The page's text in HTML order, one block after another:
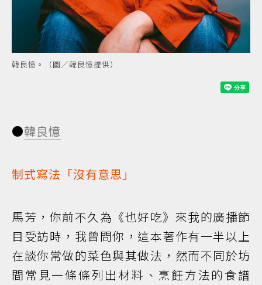
韓良憶。（圖／韓良憶提供）
●韓良憶
制式寫法「沒有意思」
馬芳，你前不久為《也好吃》來我的廣播節
目受訪時，我曾問你，這本著作有一半以上
在談你常做的菜色與其做法，然而不同於坊
間常見一條條列出材料、烹飪方法的食譜